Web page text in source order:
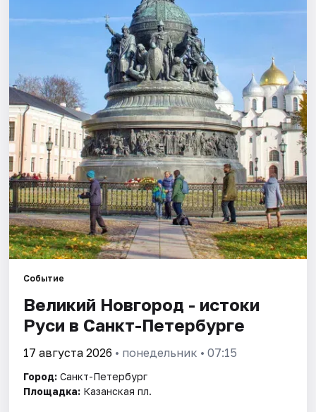
Артисты
Рейтинги
Событие
Великий Новгород - истоки
Руси в Санкт-Петербурге
17 августа 2026 • понедельник • 07:15
Город: Санкт-Петербург
Площадка: Казанская пл.